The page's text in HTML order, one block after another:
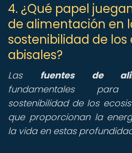
4. ¿Qué papel
de alimentación en
sostenibilidad de
abisales?
Las fuentes de
fundamentales
sostenibilidad de los
que proporcionan la
la vida en estas